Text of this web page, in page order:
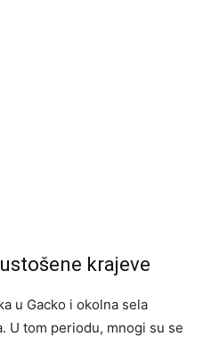
krajeve
u Gacko i okolna sela
U tom periodu, mnogi su se